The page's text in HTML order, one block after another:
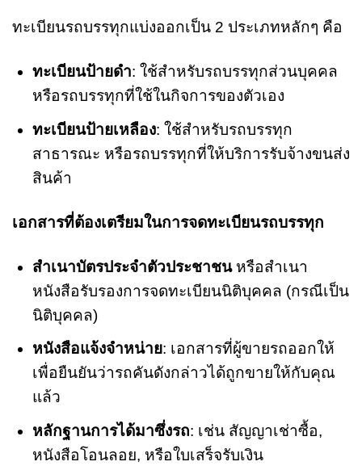
ทะเบียนรถบรรทุกแบ่งออกเป็น 2 ประเภทหลักๆ คือ
ทะเบียนป้ายดำ: ใช้สำหรับรถบรรทุกส่วนบุคคล
หรือรถบรรทุกที่ใช้ในกิจการของตัวเอง
ทะเบียนป้ายเหลือง: ใช้สำหรับรถบรรทุก
สาธารณะ หรือรถบรรทุกที่ให้บริการรับจ้างขนส่ง
สินค้า
เอกสารที่ต้องเตรียมในการจดทะเบียนรถบรรทุก
สำเนาบัตรประจำตัวประชาชนหรือสำเนา
หนังสือรับรองการจดทะเบียนนิติบุคคล (กรณีเป็น
นิติบุคคล)
หนังสือแจ้งจำหน่าย: เอกสารที่ผู้ขายรถออกให้
เพื่อยืนยันว่ารถคันดังกล่าวได้ถูกขายให้กับคุณ
แล้ว
หลักฐานการได้มาซึ่งรถ: เช่น สัญญาเช่าซื้อ,
หนังสือโอนลอย, หรือใบเสร็จรับเงิน